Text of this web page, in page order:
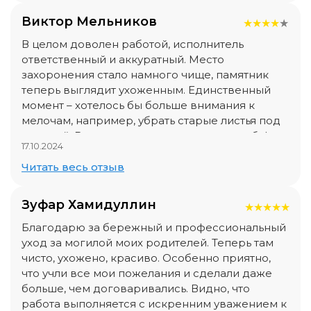
Виктор Мельников ★★★★★
В целом доволен работой, исполнитель
ответственный и аккуратный. Место
захоронения стало намного чище, памятник
теперь выглядит ухоженным. Единственный
момент – хотелось бы больше внимания к
мелочам, например, убрать старые листья под
оградой. В остальном все отлично, спасибо!
17.10.2024
Читать весь отзыв
Зуфар Хамидуллин ★★★★★
Благодарю за бережный и профессиональный
уход за могилой моих родителей. Теперь там
чисто, ухожено, красиво. Особенно приятно,
что учли все мои пожелания и сделали даже
больше, чем договаривались. Видно, что
работа выполняется с искренним уважением к